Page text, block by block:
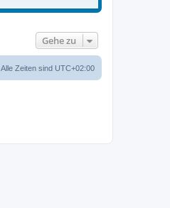
Gehe zu
Alle Zeiten sind UTC+02:00